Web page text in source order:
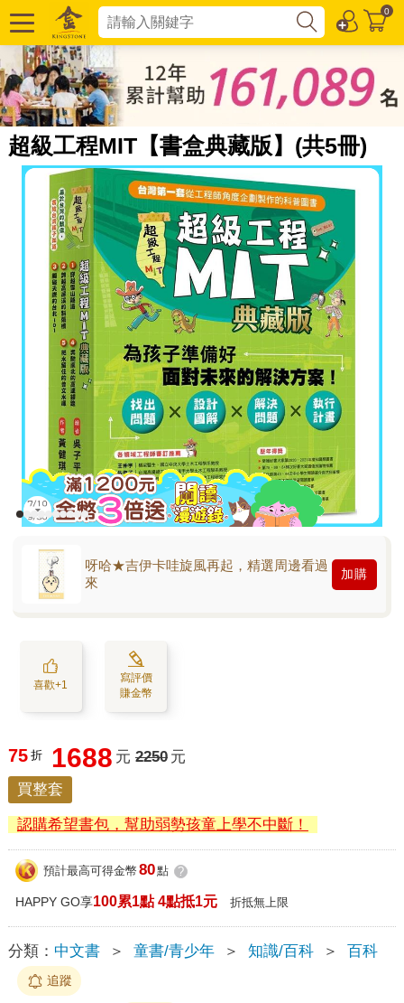
0
超級工程MIT【書盒典藏版】(共5冊)
呀哈★吉伊卡哇旋風再起，精選周邊看過
來
加購
喜歡+1
寫評價
賺金幣
75 折 1688 元 2250 元
買整套
認購希望書包，幫助弱勢孩童上學不中斷！
預計最高可得金幣 80點 ?
HAPPY GO享100累1點 4點抵1元 折抵無上限
分類： 中文書 ＞ 童書/青少年 ＞ 知識/百科 ＞ 百科
追蹤